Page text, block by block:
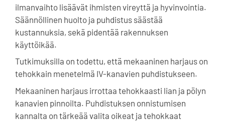
ilmanvaihto lisäävät ihmisten vireyttä ja hyvinvointia.
Säännöllinen huolto ja puhdistus säästää
kustannuksia, sekä pidentää rakennuksen
käyttöikää.
Tutkimuksilla on todettu, että mekaaninen harjaus on
tehokkain menetelmä IV-kanavien puhdistukseen.
Mekaaninen harjaus irrottaa tehokkaasti lian ja pölyn
kanavien pinnoilta. Puhdistuksen onnistumisen
kannalta on tärkeää valita oikeat ja tehokkaat